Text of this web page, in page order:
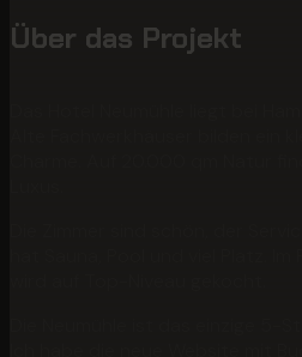
Über das Projekt